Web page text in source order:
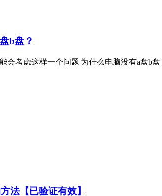
b盘？
会考虑这样一个问题 为什么电脑没有a盘b
法【已验证有效】